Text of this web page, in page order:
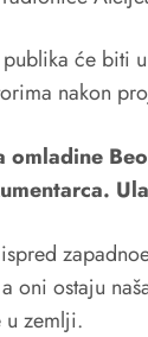
će biti
nakon
oni ostaju
zemlji.